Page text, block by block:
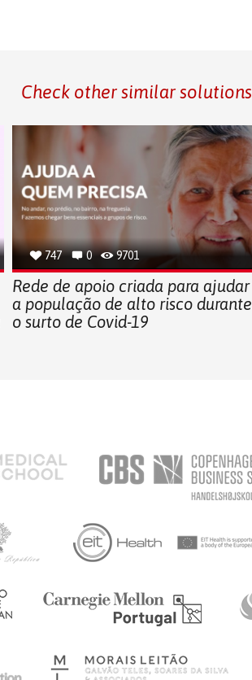
Check other similar solutions
747 0 9701
Rede de apoio criada para ajudar
a população de alto risco durante
o surto de Covid-19